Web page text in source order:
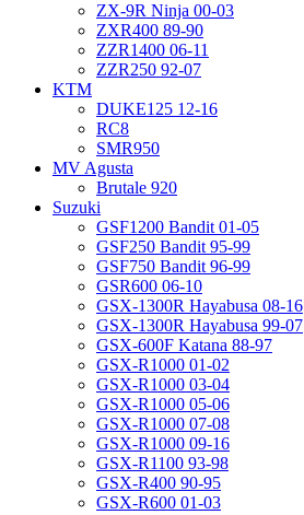
ZX-9R Ninja 00-03
ZXR400 89-90
ZZR1400 06-11
ZZR250 92-07
KTM
DUKE125 12-16
RC8
SMR950
MV Agusta
Brutale 920
Suzuki
GSF1200 Bandit 01-05
GSF250 Bandit 95-99
GSF750 Bandit 96-99
GSR600 06-10
GSX-1300R Hayabusa 08-16
GSX-1300R Hayabusa 99-07
GSX-600F Katana 88-97
GSX-R1000 01-02
GSX-R1000 03-04
GSX-R1000 05-06
GSX-R1000 07-08
GSX-R1000 09-16
GSX-R1100 93-98
GSX-R400 90-95
GSX-R600 01-03